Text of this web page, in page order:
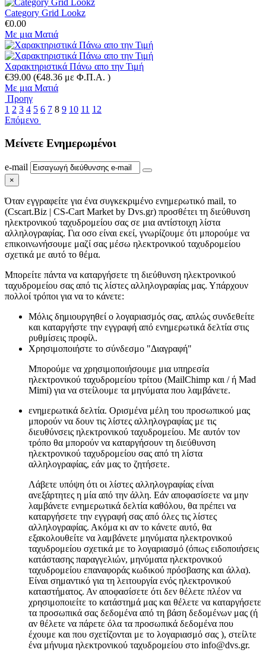
Category Grid Lookz
€0.00
Με μια Ματιά
Χαρακτηριστικά Πάνω απο την Τιμή
€39.00 (€48.36 με Φ.Π.Α. )
Με μια Ματιά
Προηγ
1 2 3 4 5 6 7 8 9 10 11 12
Επόμενο
Μείνετε Ενημερωμένοι
e-mail
×
Όταν εγγραφείτε για ένα συγκεκριμένο ενημερωτικό mail, το
(Cscart.Biz | CS-Cart Market by Dvs.gr) προσθέτει τη διεύθυνση
ηλεκτρονικού ταχυδρομείου σας σε μια αντίστοιχη λίστα
αλληλογραφίας. Για οσο είναι εκεί, γνωρίζουμε ότι μπορούμε να
επικοινωνήσουμε μαζί σας μέσω ηλεκτρονικού ταχυδρομείου
σχετικά με αυτό το θέμα.
Μπορείτε πάντα να καταργήσετε τη διεύθυνση ηλεκτρονικού
ταχυδρομείου σας από τις λίστες αλληλογραφίας μας. Υπάρχουν
πολλοί τρόποι για να το κάνετε:
Μόλις δημιουργηθεί ο λογαριασμός σας, απλώς συνδεθείτε
και καταργήστε την εγγραφή από ενημερωτικά δελτία στις
ρυθμίσεις προφίλ.
Χρησιμοποιήστε το σύνδεσμο "Διαγραφή"
Μπορούμε να χρησιμοποιήσουμε μια υπηρεσία
ηλεκτρονικού ταχυδρομείου τρίτου (MailChimp και / ή Mad
Mimi) για να στείλουμε τα μηνύματα που λαμβάνετε.
ενημερωτικά δελτία. Ορισμένα μέλη του προσωπικού μας
μπορούν να δουν τις λίστες αλληλογραφίας με τις
διευθύνσεις ηλεκτρονικού ταχυδρομείου. Με αυτόν τον
τρόπο θα μπορούν να καταργήσουν τη διεύθυνση
ηλεκτρονικού ταχυδρομείου σας από τη λίστα
αλληλογραφίας, εάν μας το ζητήσετε.
Λάβετε υπόψη ότι οι λίστες αλληλογραφίας είναι
ανεξάρτητες η μία από την άλλη. Εάν αποφασίσετε να μην
λαμβάνετε ενημερωτικά δελτία καθόλου, θα πρέπει να
καταργήσετε την εγγραφή σας από όλες τις λίστες
αλληλογραφίας. Ακόμα κι αν το κάνετε αυτό, θα
εξακολουθείτε να λαμβάνετε μηνύματα ηλεκτρονικού
ταχυδρομείου σχετικά με το λογαριασμό (όπως ειδοποιήσεις
κατάστασης παραγγελιών, μηνύματα ηλεκτρονικού
ταχυδρομείου επαναφοράς κωδικού πρόσβασης και άλλα).
Είναι σημαντικό για τη λειτουργία ενός ηλεκτρονικού
καταστήματος. Αν αποφασίσετε ότι δεν θέλετε πλέον να
χρησιμοποιείτε το κατάστημά μας και θέλετε να καταργήσετε
τα προσωπικά σας δεδομένα από τη βάση δεδομένων μας (ή
αν θέλετε να πάρετε όλα τα προσωπικά δεδομένα που
έχουμε και που σχετίζονται με το λογαριασμό σας ), στείλτε
ένα μήνυμα ηλεκτρονικού ταχυδρομείου στο info@dvs.gr.